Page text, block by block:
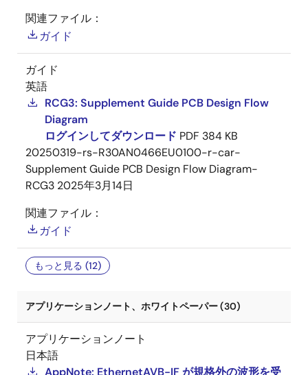
関連ファイル：
ガイド
ガイド
英語
RCG3: Supplement Guide PCB Design Flow
Diagram
ログインしてダウンロード PDF 384 KB
20250319-rs-R30AN0466EU0100-r-car-
Supplement Guide PCB Design Flow Diagram-
RCG3 2025年3月14日
関連ファイル：
ガイド
もっと見る (12)
アプリケーションノート、ホワイトペーパー (30)
アプリケーションノート
日本語
AppNote: EthernetAVB-IF が規格外の波形を受